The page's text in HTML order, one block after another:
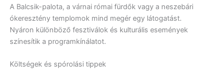
A Balcsik-palota, a várnai római fürdők vagy a neszebári
ókeresztény templomok mind megér egy látogatást.
Nyáron különböző fesztiválok és kulturális események
színesítik a programkínálatot.
Költségek és spórolási tippek